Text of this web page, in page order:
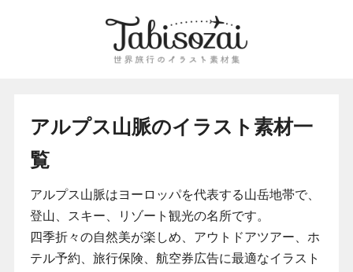
アルプス山脈のイラスト素材一
覧
アルプス山脈はヨーロッパを代表する山岳地帯で、
登山、スキー、リゾート観光の名所です。
四季折々の自然美が楽しめ、アウトドアツアー、ホ
テル予約、旅行保険、航空券広告に最適なイラスト